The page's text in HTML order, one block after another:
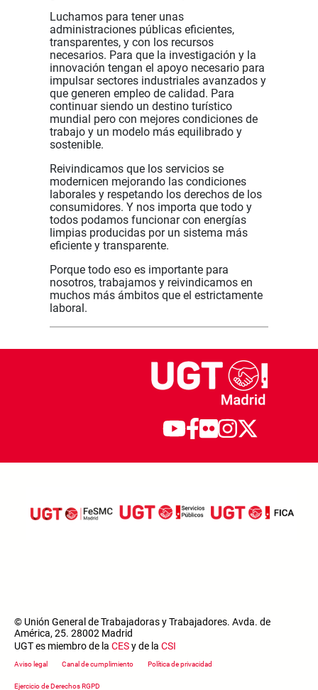
Luchamos para tener unas
administraciones públicas eficientes,
transparentes, y con los recursos
necesarios. Para que la investigación y la
innovación tengan el apoyo necesario para
impulsar sectores industriales avanzados y
que generen empleo de calidad. Para
continuar siendo un destino turístico
mundial pero con mejores condiciones de
trabajo y un modelo más equilibrado y
sostenible.
Reivindicamos que los servicios se
modernicen mejorando las condiciones
laborales y respetando los derechos de los
consumidores. Y nos importa que todo y
todos podamos funcionar con energías
limpias producidas por un sistema más
eficiente y transparente.
Porque todo eso es importante para
nosotros, trabajamos y reivindicamos en
muchos más ámbitos que el estrictamente
laboral.
© Unión General de Trabajadoras y Trabajadores. Avda. de
América, 25. 28002 Madrid
UGT es miembro de la CESy de la CSI
Footer menu
Aviso legal Canal de cumplimiento Política de privacidad
Ejercicio de Derechos RGPD